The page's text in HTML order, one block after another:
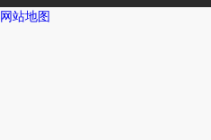
网站地图